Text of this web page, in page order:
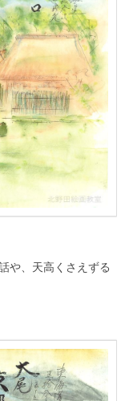
や、天高くさえずる